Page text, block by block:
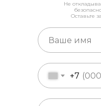
+7
Не
Оставьте